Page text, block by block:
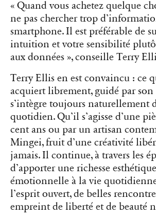
« Quand vous achetez quelque
ne pas chercher trop
smartphone. Il est préférable de
intuition et votre sensibilité
aux données », conseille Terry
Terry Ellis en est convaincu : ce
acquiert librement, guidé par
s’intègre toujours naturellement
quotidien. Qu’il s’agisse d’une
cent ans ou par un artisan
Mingei, fruit d’une créativité
jamais. Il continue, à travers les
d’apporter une richesse
émotionnelle à la vie
l’esprit ouvert, de belles
empreint de liberté et de beauté